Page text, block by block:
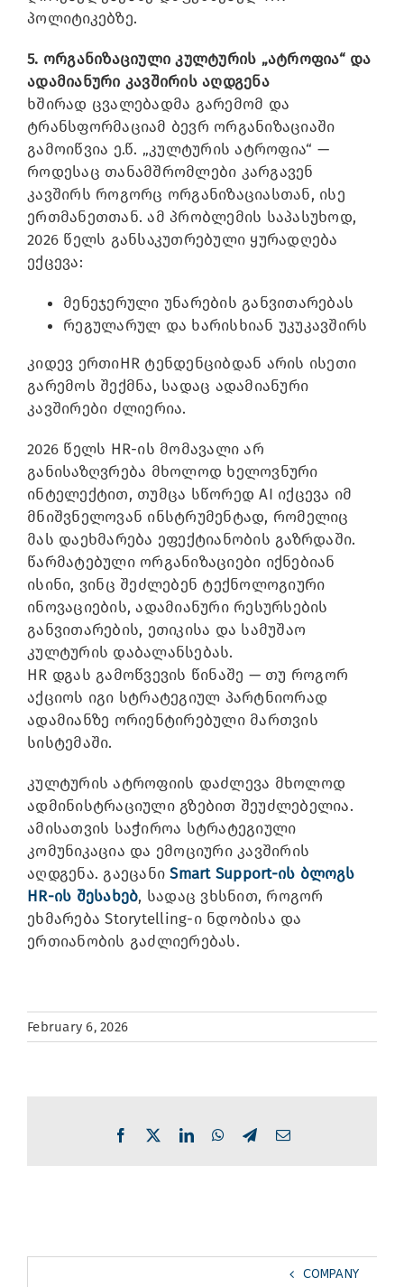
პოლიტიკებზე.
5. ორგანიზაციული კულტურის „ატროფია“ და
ადამიანური კავშირის აღდგენა
ხშირად ცვალებადმა გარემომ და
ტრანსფორმაციამ ბევრ ორგანიზაციაში
გამოიწვია ე.წ. „კულტურის ატროფია“ —
როდესაც თანამშრომლები კარგავენ
კავშირს როგორც ორგანიზაციასთან, ისე
ერთმანეთთან. ამ პრობლემის საპასუხოდ,
2026 წელს განსაკუთრებული ყურადღება
ექცევა:
მენეჯერული უნარების განვითარებას
რეგულარულ და ხარისხიან უკუკავშირს
კიდევ ერთიHR ტენდენციბდან არის ისეთი
გარემოს შექმნა, სადაც ადამიანური
კავშირები ძლიერია.
2026 წელს HR-ის მომავალი არ
განისაზღვრება მხოლოდ ხელოვნური
ინტელექტით, თუმცა სწორედ AI იქცევა იმ
მნიშვნელოვან ინსტრუმენტად, რომელიც
მას დაეხმარება ეფექტიანობის გაზრდაში.
წარმატებული ორგანიზაციები იქნებიან
ისინი, ვინც შეძლებენ ტექნოლოგიური
ინოვაციების, ადამიანური რესურსების
განვითარების, ეთიკისა და სამუშაო
კულტურის დაბალანსებას.
HR დგას გამოწვევის წინაშე — თუ როგორ
აქციოს იგი სტრატეგიულ პარტნიორად
ადამიანზე ორიენტირებული მართვის
სისტემაში.
კულტურის ატროფიის დაძლევა მხოლოდ
ადმინისტრაციული გზებით შეუძლებელია.
ამისათვის საჭიროა სტრატეგიული
კომუნიკაცია და ემოციური კავშირის
აღდგენა. გაეცანიSmart Support-ის ბლოგს
HR-ის შესახებ, სადაც ვხსნით, როგორ
ეხმარება Storytelling-ი ნდობისა და
ერთიანობის გაძლიერებას.
February 6, 2026
Facebook LinkedInWhatsApp
TelegramEmail
COMPANY